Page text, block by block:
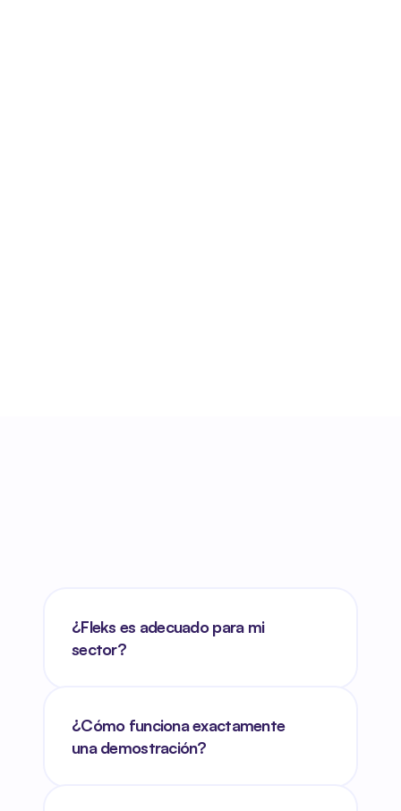
¿Fleks es adecuado para mi
sector?
¿Cómo funciona exactamente
una demostración?